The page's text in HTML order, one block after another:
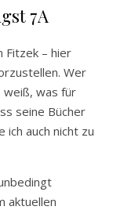
7A
Fitzek – hier
Wer
weiß, was für
seine Bücher
ich auch nicht zu
aktuellen